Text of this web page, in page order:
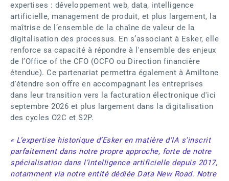
expertises : développement web, data, intelligence
artificielle, management de produit, et plus largement, la
maîtrise de l’ensemble de la chaîne de valeur de la
digitalisation des processus. En s’associant à Esker, elle
renforce sa capacité à répondre à l'ensemble des enjeux
de l’Office of the CFO (OCFO ou Direction financière
étendue). Ce partenariat permettra également à Amiltone
d'étendre son offre en accompagnant les entreprises
dans leur transition vers la facturation électronique d'ici
septembre 2026 et plus largement dans la digitalisation
des cycles O2C et S2P.
« L’expertise historique d’Esker en matière d’IA s’inscrit
parfaitement dans notre propre approche, forte de notre
spécialisation dans l’intelligence artificielle depuis 2017,
notamment via notre entité dédiée Data New Road. Notre